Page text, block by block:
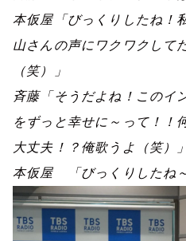
本仮屋「びっくりしたね！
山さんの声にワクワクして
（笑）」
斉藤「そうだよね！このイ
をずっと幸せに～って！！
大丈夫！？俺歌うよ（笑）」
本仮屋 「びっくりしたね